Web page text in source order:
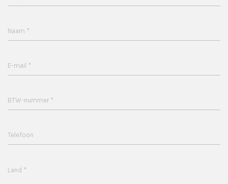
Naam *
E-mail *
BTW-nummer *
Telefoon
Land *